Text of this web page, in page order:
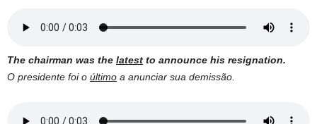
The chairman was the latest to announce his resignation.
O presidente foi o último a anunciar sua demissão.